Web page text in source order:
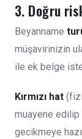
3. Doğru
Beyanname
müşavirinizin
ile ek belge
Kırmızı hat
muayene
gecikmeye